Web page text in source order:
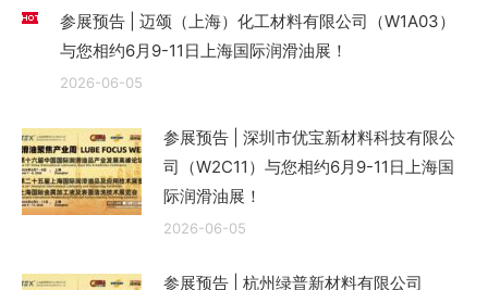
参展预告 | 迈颂（上海）化工材料有限公司（W1A03）
与您相约6月9-11日上海国际润滑油展！
2026-06-05
参展预告 | 深圳市优宝新材料科技有限公
司（W2C11）与您相约6月9-11日上海国
际润滑油展！
2026-06-05
参展预告 | 杭州绿普新材料有限公司